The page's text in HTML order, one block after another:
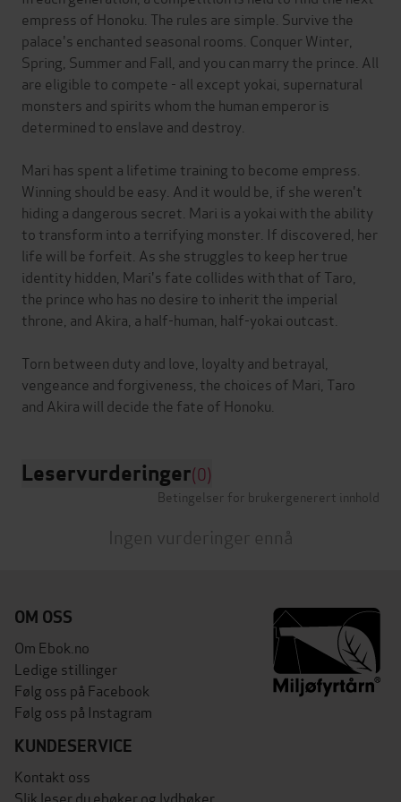
empress of Honoku. The rules are simple. Survive the
palace's enchanted seasonal rooms. Conquer Winter,
Spring, Summer and Fall, and you can marry the prince. All
are eligible to compete - all except yokai, supernatural
monsters and spirits whom the human emperor is
determined to enslave and destroy.
Mari has spent a lifetime training to become empress.
Winning should be easy. And it would be, if she weren't
hiding a dangerous secret. Mari is a yokai with the ability
to transform into a terrifying monster. If discovered, her
life will be forfeit. As she struggles to keep her true
identity hidden, Mari's fate collides with that of Taro,
the prince who has no desire to inherit the imperial
throne, and Akira, a half-human, half-yokai outcast.
Torn between duty and love, loyalty and betrayal,
vengeance and forgiveness, the choices of Mari, Taro
Leservurderinger(0)
Betingelser for brukergenerert innhold
Ingen vurderinger ennå
OM OSS
Om Ebok.no
Ledige stillinger
Følg oss på Facebook
Følg oss på Instagram
KUNDESERVICE
Kontakt oss
Slik leser du ebøker og lydbøker